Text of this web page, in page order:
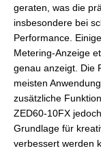
geraten, was die
insbesondere bei
Performance.
Metering-Anzeige
genau anzeigt. Die
meisten
zusätzliche
ZED60-10FX
Grundlage für
verbessert werden